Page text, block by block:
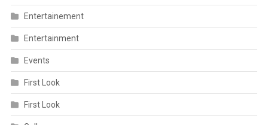
Entertainement
Entertainment
Events
First Look
First Look